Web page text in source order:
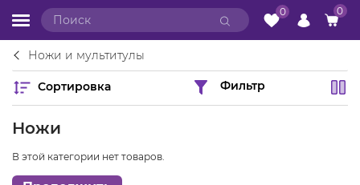
0 0
Ножи и мультитулы
Сортировка Фильтр
Ножи
В этой категории нет товаров.